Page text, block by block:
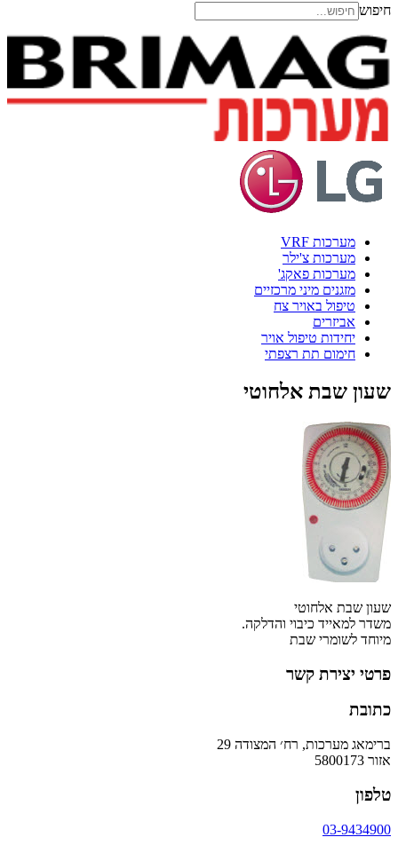
חיפוש
מערכות VRF
מערכות צ'ילר
מערכות פאקג'
מזגנים מיני מרכזיים
טיפול באויר צח
אביזרים
יחידות טיפול אויר
חימום תת רצפתי
שעון שבת אלחוטי
שעון שבת אלחוטי
משדר למאייד כיבוי והדלקה.
מיוחד לשומרי שבת
פרטי יצירת קשר
כתובת
ברימאג מערכות, רח׳ המצודה 29
אזור 5800173
טלפון
03-9434900